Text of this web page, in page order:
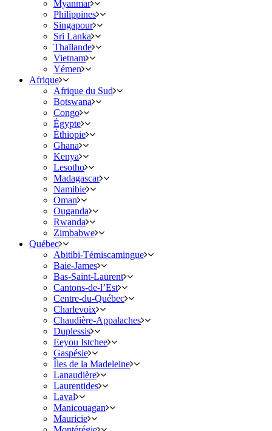
Myanmar
Philippines
Singapour
Sri Lanka
Thaïlande
Vietnam
Yémen
Afrique
Afrique du Sud
Botswana
Congo
Égypte
Éthiopie
Ghana
Kenya
Lesotho
Madagascar
Namibie
Oman
Ouganda
Rwanda
Zimbabwe
Québec
Abitibi-Témiscamingue
Baie-James
Bas-Saint-Laurent
Cantons-de-l’Est
Centre-du-Québec
Charlevoix
Chaudière-Appalaches
Duplessis
Eeyou Istchee
Gaspésie
Îles de la Madeleine
Lanaudière
Laurentides
Laval
Manicouagan
Mauricie